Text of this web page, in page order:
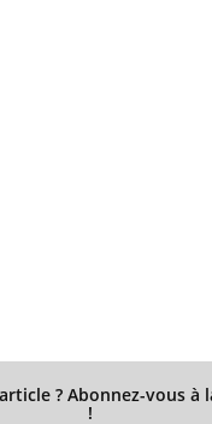
? Abonnez-vous à
!